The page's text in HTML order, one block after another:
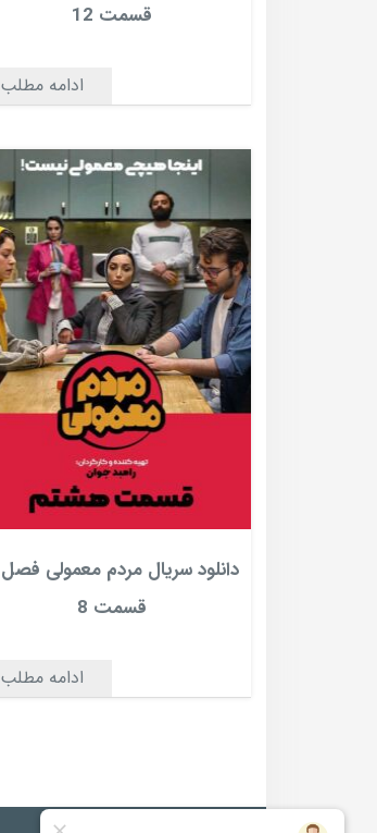
قسمت 12
ادامه مطلب
قسمت 8
ادامه مطلب